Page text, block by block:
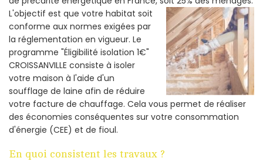
L'objectif est que votre habitat soit
conforme aux normes exigées par
la réglementation en vigueur. Le
programme "Éligibilité isolation 1€"
CROISSANVILLE consiste à isoler
votre maison à l'aide d'un
soufflage de laine afin de réduire
votre facture de chauffage. Cela vous permet de réaliser
des économies conséquentes sur votre consommation
d'énergie (CEE) et de fioul.
En quoi consistent les travaux ?